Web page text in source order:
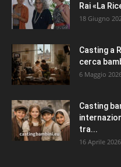
Rai «La
18 Giugno
Casting a
cerca
6 Maggio
Casting
tra...
16 Aprile 2026